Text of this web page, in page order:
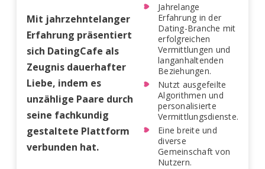
Mit jahrzehntelanger
Erfahrung präsentiert
sich DatingCafe als
Zeugnis dauerhafter
Liebe, indem es
unzählige Paare durch
seine fachkundig
gestaltete Plattform
verbunden hat.
Jahrelange
Erfahrung in der
Dating-Branche mit
erfolgreichen
Vermittlungen und
langanhaltenden
Beziehungen.
Nutzt ausgefeilte
Algorithmen und
personalisierte
Vermittlungsdienste.
Eine breite und
diverse
Gemeinschaft von
Nutzern.